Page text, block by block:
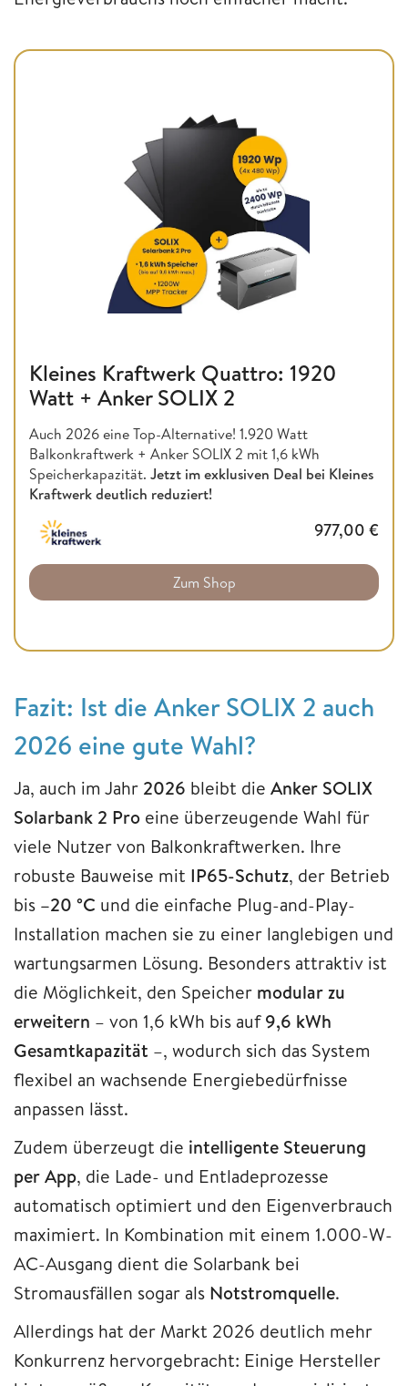
Kleines Kraftwerk Quattro: 1920
Watt + Anker SOLIX 2
Auch 2026 eine Top-Alternative! 1.920 Watt
Balkonkraftwerk + Anker SOLIX 2 mit 1,6 kWh
Speicherkapazität. Jetzt im exklusiven Deal bei Kleines
Kraftwerk deutlich reduziert!
977,00 €
Zum Shop
Fazit: Ist die Anker SOLIX 2 auch
2026 eine gute Wahl?
Ja, auch im Jahr 2026 bleibt die Anker SOLIX
Solarbank 2 Pro eine überzeugende Wahl für
viele Nutzer von Balkonkraftwerken. Ihre
robuste Bauweise mit IP65-Schutz, der Betrieb
bis –20 °C und die einfache Plug-and-Play-
Installation machen sie zu einer langlebigen und
wartungsarmen Lösung. Besonders attraktiv ist
die Möglichkeit, den Speicher modular zu
erweitern – von 1,6 kWh bis auf9,6 kWh
Gesamtkapazität –, wodurch sich das System
flexibel an wachsende Energiebedürfnisse
anpassen lässt.
Zudem überzeugt die intelligente Steuerung
per App, die Lade- und Entladeprozesse
automatisch optimiert und den Eigenverbrauch
maximiert. In Kombination mit einem 1.000-W-
AC-Ausgang dient die Solarbank bei
Stromausfällen sogar als Notstromquelle.
Allerdings hat der Markt 2026 deutlich mehr
Konkurrenz hervorgebracht: Einige Hersteller